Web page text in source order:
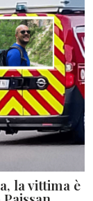
la vittima è